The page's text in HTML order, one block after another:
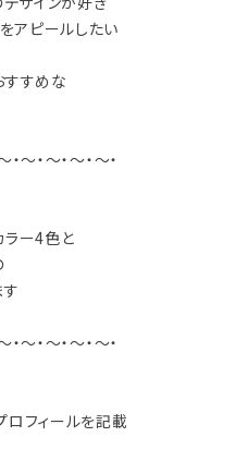
アピールしたい
すすめな
・～・～・～・～・
ラー4色と
・～・～・～・～・
フィールを記載